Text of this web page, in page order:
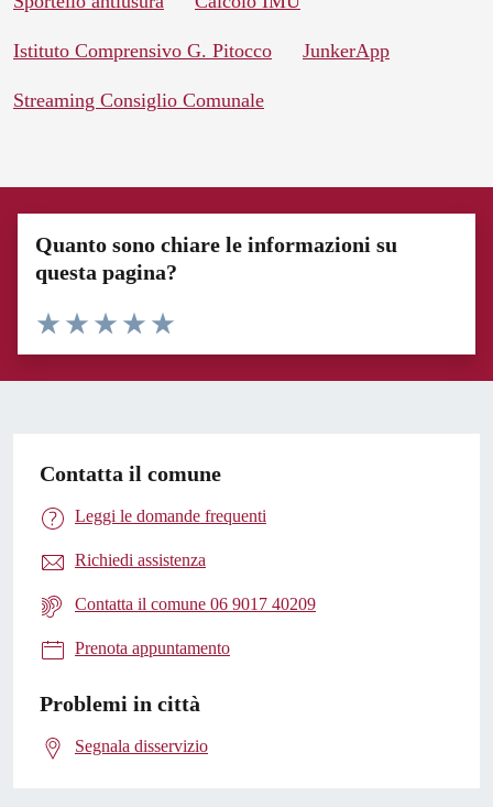
Istituto Comprensivo G. Pitocco JunkerApp
Streaming Consiglio Comunale
Quanto sono chiare le informazioni su
questa pagina?
Contatta il comune
Leggi le domande frequenti
Richiedi assistenza
Contatta il comune 06 9017 40209
Prenota appuntamento
Problemi in città
Segnala disservizio